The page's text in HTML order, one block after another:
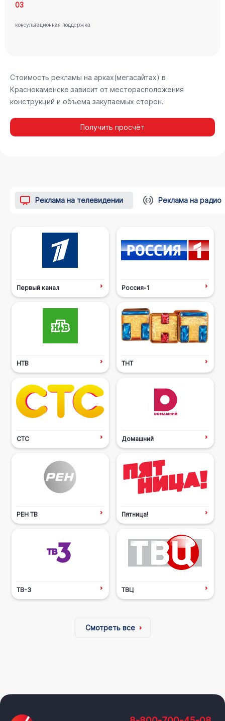
03
консультационная поддержка
Стоимость рекламы на арках(мегасайтах) в
Краснокаменске зависит от месторасположения
конструкций и объема закупаемых сторон.
Получить просчёт
Реклама на телевидении Реклама на радио
Первый канал Россия-1
НТВ ТНТ
СТС Домашний
РЕН ТВ Пятница!
ТВ-3 ТВЦ
Смотреть все